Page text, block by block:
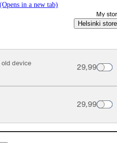
in a new tab)
My
Helsinki store
old device
Palvelun
29,99
Palvelun
29,99